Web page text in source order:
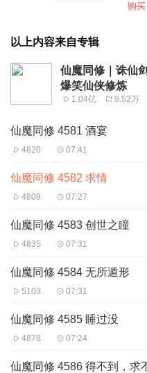
购买
以上内容来自专辑
仙魔同修｜诛仙
爆笑仙侠修炼
1.04亿 8.52万
仙魔同修 4581 酒宴
4820 07:41
仙魔同修 4582 求情
4809 07:27
仙魔同修 4583 创世之瞳
4835 07:31
仙魔同修 4584 无所遁形
5103 07:31
仙魔同修 4585 睡过没
4878 07:24
仙魔同修 4586 得不到，求